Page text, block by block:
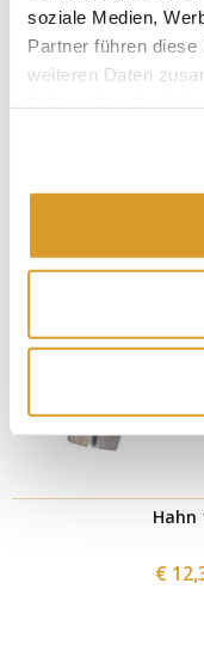
soziale Medien,
Partner führen
weiteren Daten
IN
Hahn
€